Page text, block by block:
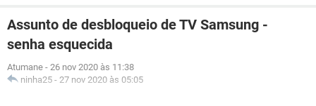
Assunto de desbloqueio de TV Samsung -
senha esquecida
Atumane - 26 nov 2020 às 11:38
ninha25 - 27 nov 2020 às 05:05